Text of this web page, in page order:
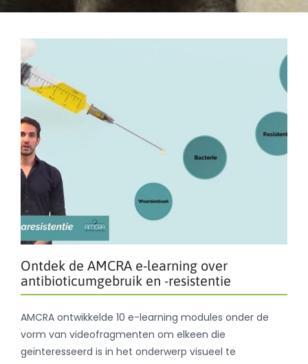
Ontdek de AMCRA e-learning over
antibioticumgebruik en -resistentie
AMCRA ontwikkelde 10 e-learning modules onder de
vorm van videofragmenten om elkeen die
geïnteresseerd is in het onderwerp visueel te